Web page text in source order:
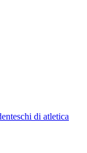
di atletica